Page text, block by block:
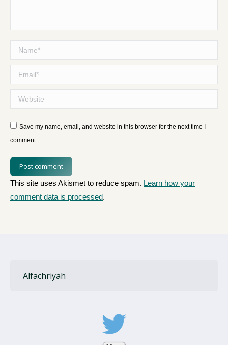
Name *
Email *
Website
Save my name, email, and website in this browser for the next time I
comment.
Post comment
This site uses Akismet to reduce spam. Learn how your
comment data is processed.
Alfachriyah